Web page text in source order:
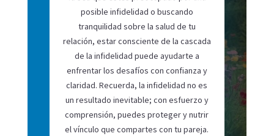
posible infidelidad o buscando
tranquilidad sobre la salud de tu
relación, estar consciente de la cascada
de la infidelidad puede ayudarte a
enfrentar los desafíos con confianza y
claridad. Recuerda, la infidelidad no es
un resultado inevitable; con esfuerzo y
comprensión, puedes proteger y nutrir
el vínculo que compartes con tu pareja.